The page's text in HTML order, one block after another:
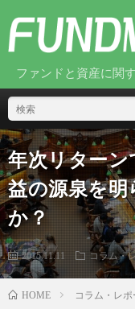
ファンドと資産に関
年次リター
益の源泉を
か？
2015.11.11 コラム・
HOME コラム・レポ